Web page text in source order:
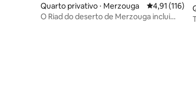
Quarto privativo ⋅ Merzouga 4,91 de uma
4,91 (116)
O Riad do deserto de Merzouga inclui